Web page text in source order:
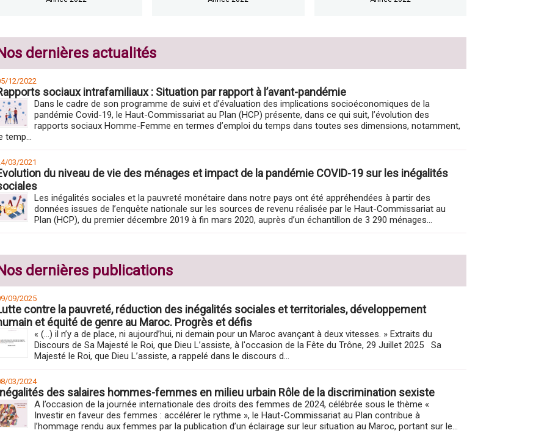
dernières actualités
12/2022
sociaux intrafamiliaux : Situation par rapport à l’avant-pandémie
Dans le cadre de son programme de suivi et d’évaluation des implications socioéconomiques de la
pandémie Covid-19, le Haut-Commissariat au Plan (HCP) présente, dans ce qui suit, l’évolution des
rapports sociaux Homme-Femme en termes d’emploi du temps dans toutes ses dimensions, notamment,
temp...
03/2021
du niveau de vie des ménages et impact de la pandémie COVID-19 sur les inégalités
Les inégalités sociales et la pauvreté monétaire dans notre pays ont été appréhendées à partir des
données issues de l’enquête nationale sur les sources de revenu réalisée par le Haut-Commissariat au
Plan (HCP), du premier décembre 2019 à fin mars 2020, auprès d’un échantillon de 3 290 ménages...
dernières publications
09/2025
contre la pauvreté, réduction des inégalités sociales et territoriales, développement
et équité de genre au Maroc. Progrès et défis
« (…) il n’y a de place, ni aujourd’hui, ni demain pour un Maroc avançant à deux vitesses. » Extraits du
Discours de Sa Majesté le Roi, que Dieu L’assiste, à l'occasion de la Fête du Trône, 29 Juillet 2025 Sa
Majesté le Roi, que Dieu L’assiste, a rappelé dans le discours d...
03/2024
des salaires hommes-femmes en milieu urbain Rôle de la discrimination sexiste
A l’occasion de la journée internationale des droits des femmes de 2024, célébrée sous le thème «
Investir en faveur des femmes : accélérer le rythme », le Haut-Commissariat au Plan contribue à
l’hommage rendu aux femmes par la publication d’un éclairage sur leur situation au Maroc, portant sur le...